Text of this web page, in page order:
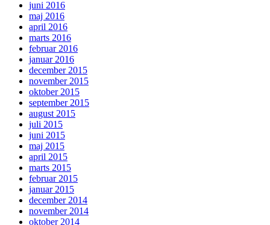
juni 2016
maj 2016
april 2016
marts 2016
februar 2016
januar 2016
december 2015
november 2015
oktober 2015
september 2015
august 2015
juli 2015
juni 2015
maj 2015
april 2015
marts 2015
februar 2015
januar 2015
december 2014
november 2014
oktober 2014